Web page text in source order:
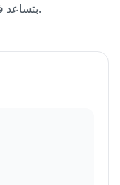
بتساعد في موازنة الوجبة وتخليك شبعان لساعات.